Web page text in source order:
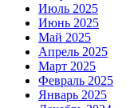
Июль 2025
Июнь 2025
Май 2025
Апрель 2025
Март 2025
Февраль 2025
Январь 2025